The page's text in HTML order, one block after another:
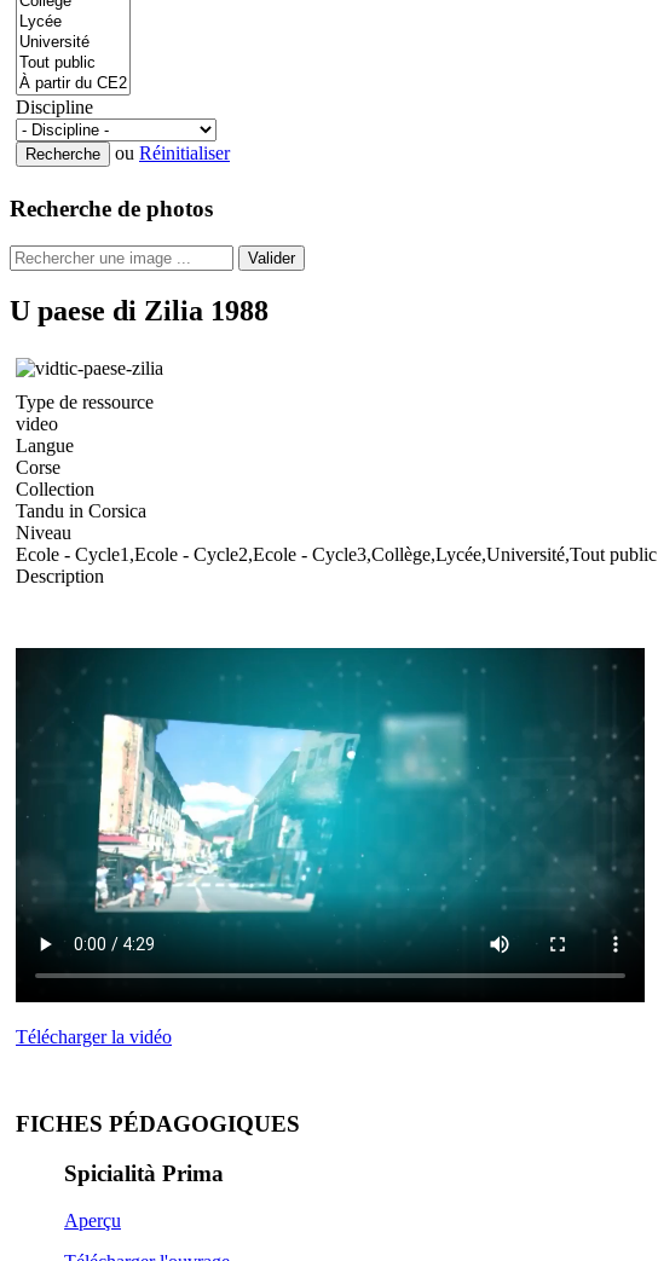
Discipline
ou Réinitialiser
Recherche de photos
Valider
U paese di Zilia 1988
Type de ressource
video
Langue
Corse
Collection
Tandu in Corsica
Niveau
Ecole - Cycle1,Ecole - Cycle2,Ecole - Cycle3,Collège,Lycée,Université,Tout public
Description
Télécharger la vidéo
FICHES PÉDAGOGIQUES
Spicialità Prima
Aperçu